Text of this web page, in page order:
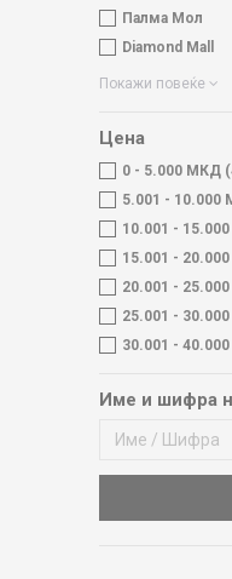
Палма Мол
Diamond Mall
Покажи повеќе
Цена
0 - 5.000 МКД
5.001 - 10.000
10.001 -
15.001 -
20.001 -
25.001 -
30.001 -
Име и шифра